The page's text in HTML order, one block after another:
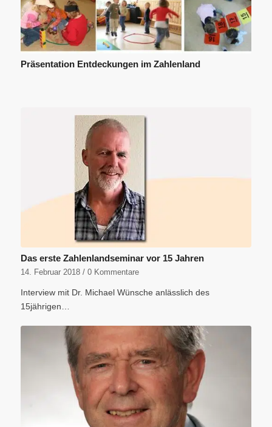
Präsentation Entdeckungen im Zahlenland
Das erste Zahlenlandseminar vor 15 Jahren
14. Februar 2018 / 0 Kommentare
Interview mit Dr. Michael Wünsche anlässlich des
15jährigen…